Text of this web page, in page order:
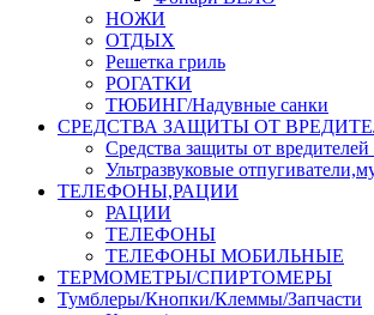
НОЖИ
ОТДЫХ
Решетка гриль
РОГАТКИ
ТЮБИНГ/Надувные санки
СРЕДСТВА ЗАЩИТЫ ОТ
Средства защиты от
Ультразвуковые
ТЕЛЕФОНЫ,РАЦИИ
РАЦИИ
ТЕЛЕФОНЫ
ТЕЛЕФОНЫ МОБИЛЬНЫЕ
ТЕРМОМЕТРЫ/СПИРТОМЕРЫ
Тумблеры/Кнопки/Клеммы/Запчасти